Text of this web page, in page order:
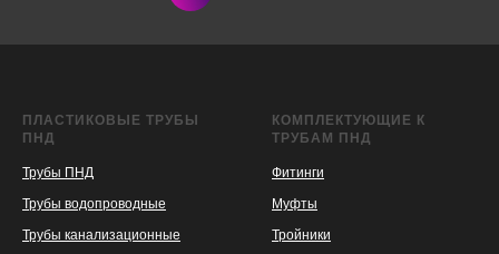
ПЛАСТИКОВЫЕ ТРУБЫ
ПНД
Трубы ПНД
Трубы водопроводные
Трубы канализационные
КОМПЛЕКТУЮЩИЕ К
ТРУБАМ ПНД
Фитинги
Муфты
Тройники